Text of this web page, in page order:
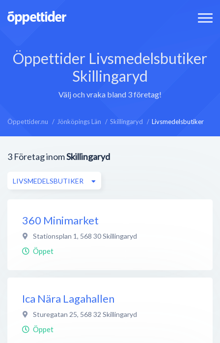
Öppettider Livsmedelsbutiker
Skillingaryd
Välj och vraka bland 3 företag!
Öppettider.nu Jönköpings Län Skillingaryd Livsmedelsbutiker
3 Företag inomSkillingaryd
LIVSMEDELSBUTIKER
360 Minimarket
Stationsplan 1, 568 30Skillingaryd
Öppet
Ica Nära Lagahallen
Sturegatan 25, 568 32 Skillingaryd
Öppet